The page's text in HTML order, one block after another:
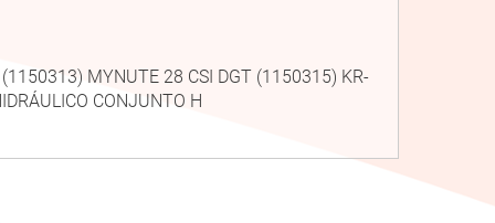
MYNUTE 28 CSI DGT (1150315) KR-
CONJUNTO H